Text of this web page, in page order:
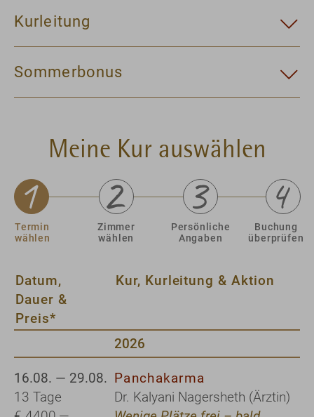
Kurleitung
Sommerbonus
Meine Kur auswählen
Termin
wählen
Zimmer
wählen
Persönliche
Angaben
Buchung
überprüfen
Datum,
Dauer &
Preis*
Kur, Kurleitung & Aktion
2026
16.08. — 29.08.
13 Tage
Panchakarma
Dr. Kalyani Nagersheth (Ärztin)